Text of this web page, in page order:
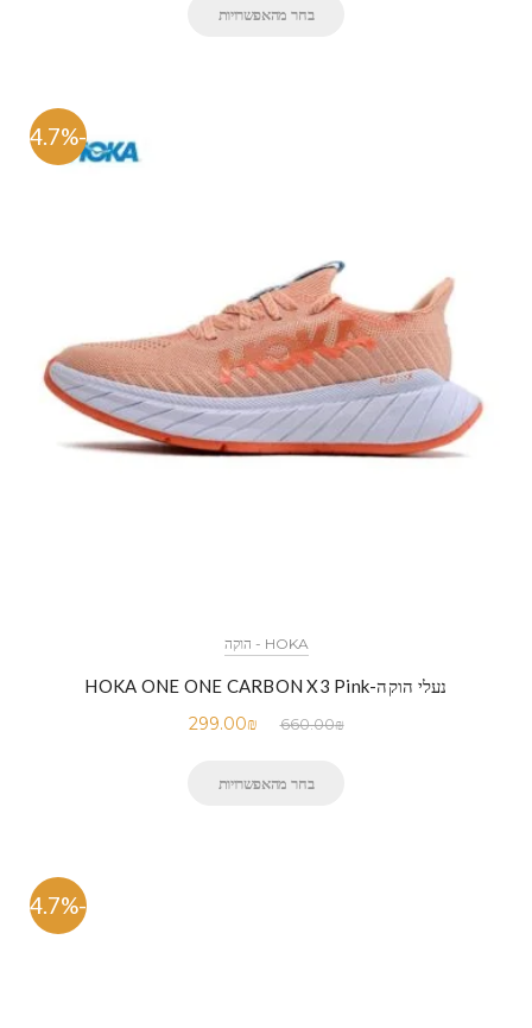
בחר מהאפשרויות
-54.7%
HOKA - הוקה
נעלי הוקה-HOKA ONE ONE CARBON X3 Pink
660.00₪
299.00₪
בחר מהאפשרויות
-54.7%